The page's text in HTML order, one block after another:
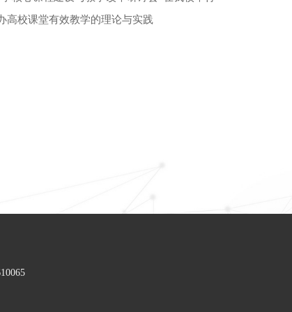
高校课堂有效教学的理论与实践